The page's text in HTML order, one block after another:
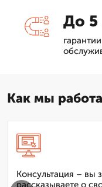
До 5
Как мы
Консультация – вы